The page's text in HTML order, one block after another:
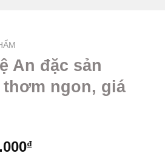
An đặc sản
ngon, giá
₫